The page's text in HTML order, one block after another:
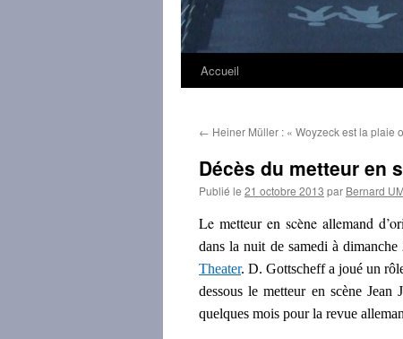
Accueil
← Heiner Müller : « Woyzeck est la plaie
Décès du metteur en
Publié le 21 octobre 2013 par Bernard
Le metteur en scène allemand
dans la nuit de samedi à
Theater. D. Gottscheff a joué un
dessous le metteur en scène
quelques mois pour la revue